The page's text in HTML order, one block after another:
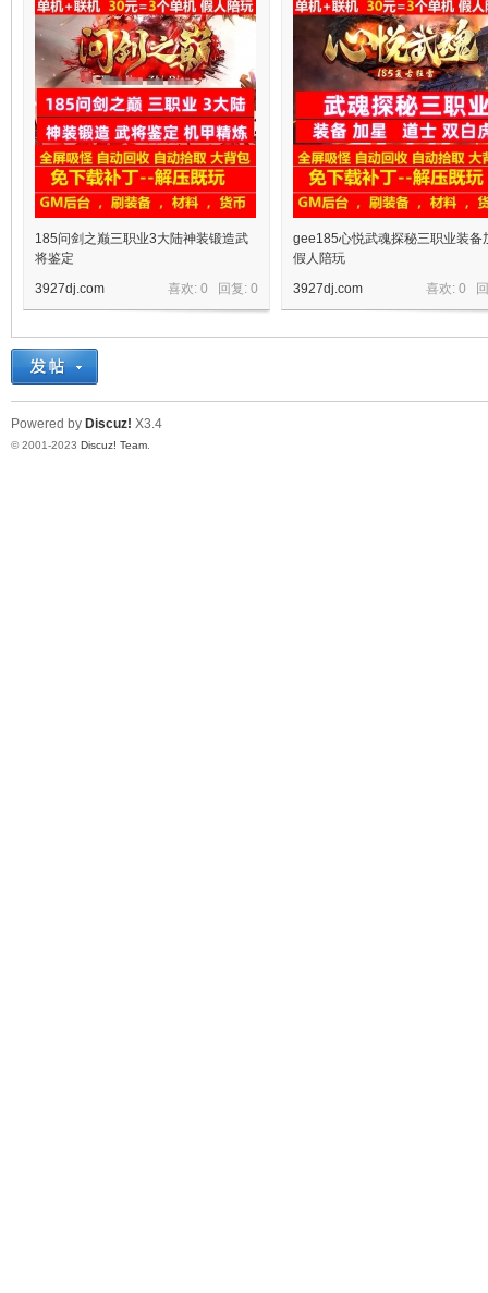
185问剑之巅三职业3大陆神装锻造武
将鉴定
喜欢: 0 回复: 0
3927dj.com
gee185心悦武魂探秘三职业装备
假人陪玩
喜欢: 0
3927dj.com
Powered by Discuz! X3.4
© 2001-2023 Discuz! Team.